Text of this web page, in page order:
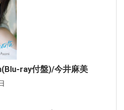
ray付盤)/今井麻美